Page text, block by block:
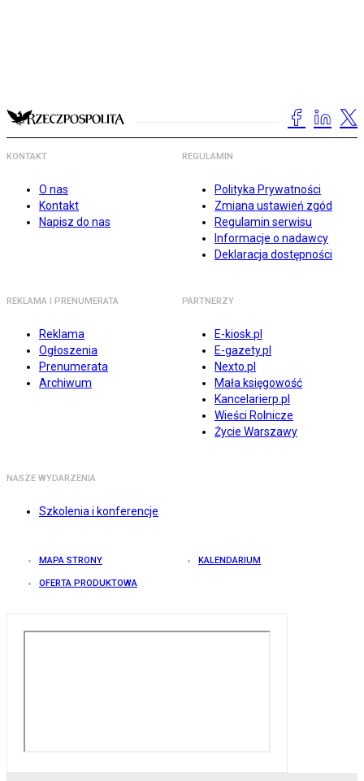
KONTAKT
O nas
Kontakt
Napisz do nas
REGULAMIN
Polityka Prywatności
Zmiana ustawień zgód
Regulamin serwisu
Informacje o nadawcy
Deklaracja dostępności
REKLAMA I PRENUMERATA
Reklama
Ogłoszenia
Prenumerata
Archiwum
PARTNERZY
E-kiosk.pl
E-gazety.pl
Nexto.pl
Mała księgowość
Kancelarierp.pl
Wieści Rolnicze
Życie Warszawy
NASZE WYDARZENIA
Szkolenia i konferencje
MAPA STRONY KALENDARIUM
OFERTA PRODUKTOWA